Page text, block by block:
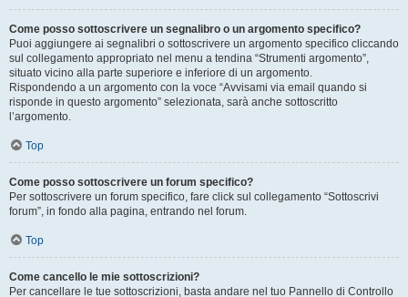
Come posso sottoscrivere un segnalibro o un argomento specifico?
Puoi aggiungere ai segnalibri o sottoscrivere un argomento specifico cliccando
sul collegamento appropriato nel menu a tendina “Strumenti argomento”,
situato vicino alla parte superiore e inferiore di un argomento.
Rispondendo a un argomento con la voce “Avvisami via email quando si
risponde in questo argomento” selezionata, sarà anche sottoscritto
l’argomento.
Top
Come posso sottoscrivere un forum specifico?
Per sottoscrivere un forum specifico, fare click sul collegamento “Sottoscrivi
forum”, in fondo alla pagina, entrando nel forum.
Top
Come cancello le mie sottoscrizioni?
Per cancellare le tue sottoscrizioni, basta andare nel tuo Pannello di Controllo